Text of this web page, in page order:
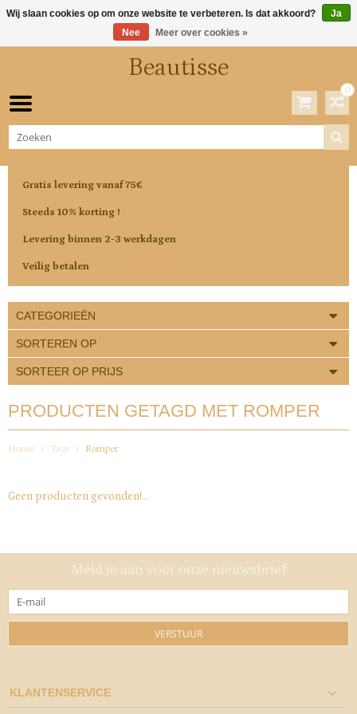
Beautisse
0
Gratis levering vanaf 75€
Steeds 10% korting !
Levering binnen 2-3 werkdagen
Veilig betalen
CATEGORIEËN
SORTEREN OP
SORTEER OP PRIJS
PRODUCTEN GETAGD MET ROMPER
Home Tags Romper
Geen producten gevonden!...
Meld je aan voor onze nieuwsbrief
VERSTUUR
KLANTENSERVICE
Wij slaan cookies op om onze website te verbeteren. Is dat akkoord?
Ja
Nee
Meer over cookies »